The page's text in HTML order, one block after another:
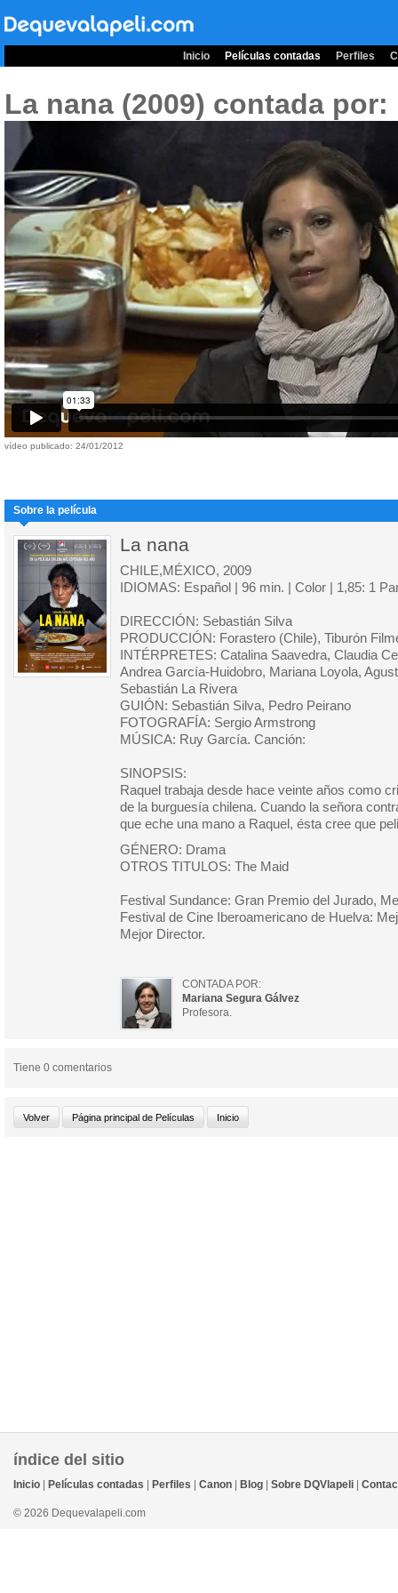
Inicio Películas contadas Perfiles
La nana (2009) contada por:
vídeo publicado: 24/01/2012
Sobre la película
La nana
CHILE,MÉXICO, 2009
IDIOMAS: Español | 96 min. | Color | 1,85: 1
DIRECCIÓN: Sebastián Silva
PRODUCCIÓN: Forastero (Chile), Tiburón
INTÉRPRETES: Catalina Saavedra, Claudia
Andrea García-Huidobro, Mariana Loyola,
Sebastián La Rivera
GUIÓN: Sebastián Silva, Pedro Peirano
FOTOGRAFÍA: Sergio Armstrong
MÚSICA: Ruy García. Canción:
SINOPSIS:
Raquel trabaja desde hace veinte años como
de la burguesía chilena. Cuando la señora
que eche una mano a Raquel, ésta cree que
GÉNERO: Drama
OTROS TITULOS: The Maid
Festival Sundance: Gran Premio del Jurado,
Festival de Cine Iberoamericano de Huelva:
Mejor Director.
CONTADA POR:
Mariana Segura Gálvez
Profesora.
Tiene 0 comentarios
índice del sitio
Inicio Películas contadas Perfiles Canon Blog Sobre DQVlapeli
© 2026 Dequevalapeli.com